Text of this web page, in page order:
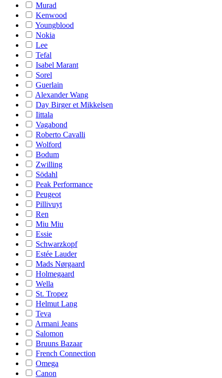
Murad
Kenwood
Youngblood
Nokia
Lee
Tefal
Isabel Marant
Sorel
Guerlain
Alexander Wang
Day Birger et Mikkelsen
Iittala
Vagabond
Roberto Cavalli
Wolford
Bodum
Zwilling
Södahl
Peak Performance
Peugeot
Pillivuyt
Ren
Miu Miu
Essie
Schwarzkopf
Estée Lauder
Mads Nørgaard
Holmegaard
Wella
St. Tropez
Helmut Lang
Teva
Armani Jeans
Salomon
Bruuns Bazaar
French Connection
Omega
Canon